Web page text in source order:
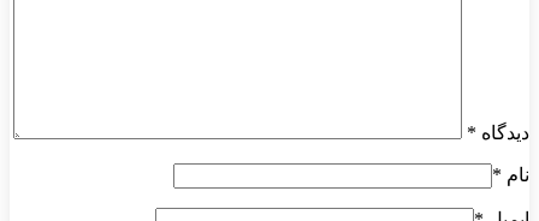
دیدگاه *
نام *